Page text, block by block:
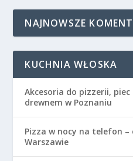
NAJNOWSZE
KUCHNIA WŁOSKA
Akcesoria do pizzerii,
drewnem w Poznaniu
Pizza w nocy na telefon –
Warszawie